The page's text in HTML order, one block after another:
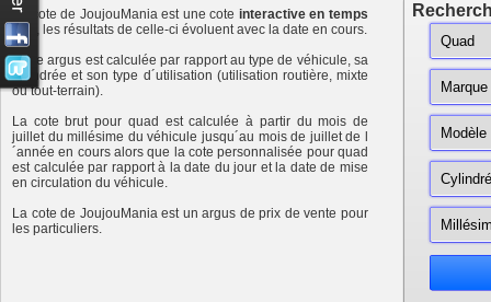
La cote de JoujouMania est une cote interactive en temps
réel
, les résultats de celle-ci évoluent avec la date en cours.
Cette argus est calculée par rapport au type de véhicule, sa
cylindrée et son type d´utilisation (utilisation routière, mixte
ou tout-terrain).
La cote brut pour quad est calculée à partir du mois de
juillet du millésime du véhicule jusqu´au mois de juillet de l
´année en cours alors que la cote personnalisée pour quad
est calculée par rapport à la date du jour et la date de mise
en circulation du véhicule.
La cote de JoujouMania est un argus de prix de vente pour
les particuliers.